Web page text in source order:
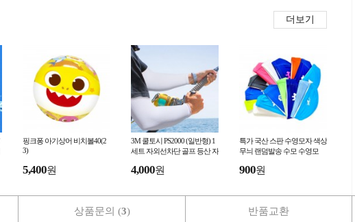
더보기
핑크퐁 아기상어 비치볼40(2
3)
5,400원
3M 쿨토시 PS2000 (일반형) 1
세트 자외선차단 골프 등산 자
4,000원
특가 국산 스판 수영모자 색상
무늬 랜덤발송 수모 수영모
900원
상품문의 (3) 반품교환